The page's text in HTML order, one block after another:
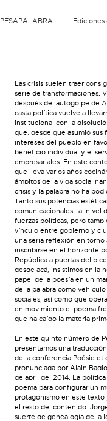
PESAPALABRA Ediciones
Las crisis suelen traer
serie de transformaciones.
después del autogolpe de
casta política vuelve a
institucional con la
que, desde que asumió sus
intereses del pueblo en
beneficio individual y el
empresariales. En este
que lleva varios años
ámbitos de la vida social
crisis y la palabra no ha
Tanto sus potencias
comunicacionales –al nivel
fuerzas políticas, pero
vínculo entre gobierno y
una seria reflexión en torno
inscribirse en el horizonte
República a puertas del
desde acá, insistimos en la
papel de la poesía en un
de la palabra como vehículo
sociales; así como qué
en movimiento el poema
que ha caído la materia
En este quinto número de
presentamos una
de la conferencia Poésie et
pronunciada por Alain
de abril del 2014. La
poema para configurar un
protagonismo en este texto
el resto del contenido.
suerte de genealogía de la